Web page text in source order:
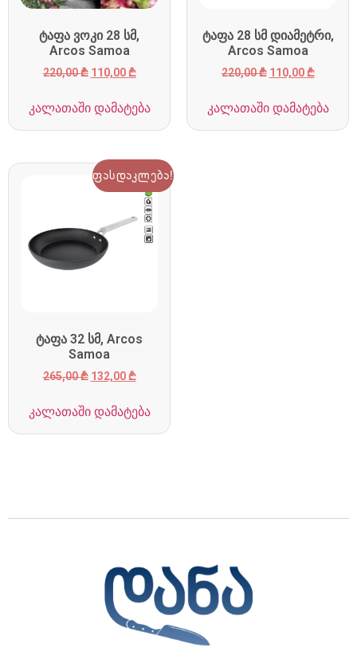
ტაფა ვოკი 28 სმ,
Arcos Samoa
220,00₾ 110,00₾
კალათაში დამატება
ტაფა 28 სმ დიამეტრი,
Arcos Samoa
220,00₾ 110,00₾
კალათაში დამატება
ფასდაკლება!
ტაფა 32 სმ, Arcos
Samoa
265,00₾ 132,00₾
კალათაში დამატება